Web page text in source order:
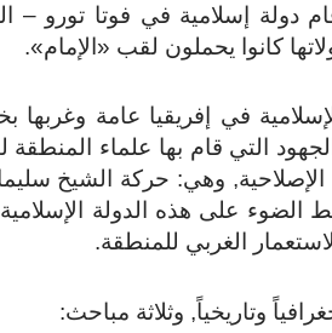
دولة إسلامية في فوتا تورو –
كانوا يحملون لقب «الإمام».
في إفريقيا عامة وغربها
التي قام بها علماء
وهي: حركة الشيخ
الضوء على هذه الدولة
الغربي للمنطقة.
وتاريخياً, وثلاثة مباحث: